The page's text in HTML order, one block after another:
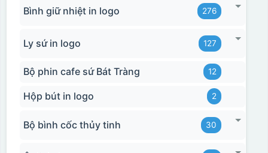
Bình giữ nhiệt in logo 276
Ly sứ in logo 127
Bộ phin cafe sứ Bát Tràng 12
Hộp bút in logo 2
Bộ bình cốc thủy tinh 30